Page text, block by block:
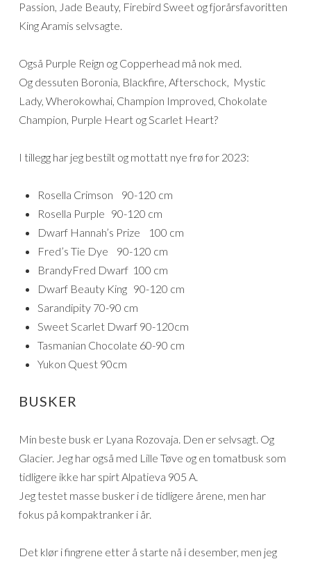
Passion, Jade Beauty, Firebird Sweet og fjorårsfavoritten
King Aramis selvsagte.
Også Purple Reign og Copperhead må nok med.
Og dessuten Boronia, Blackfire, Afterschock, Mystic
Lady, Wherokowhai, Champion Improved, Chokolate
Champion, Purple Heart og Scarlet Heart?
I tillegg har jeg bestilt og mottatt nye frø for 2023:
Rosella Crimson 90-120 cm
Rosella Purple 90-120 cm
Dwarf Hannah’s Prize 100 cm
Fred’s Tie Dye 90-120 cm
BrandyFred Dwarf 100 cm
Dwarf Beauty King 90-120 cm
Sarandipity 70-90 cm
Sweet Scarlet Dwarf 90-120cm
Tasmanian Chocolate 60-90 cm
Yukon Quest 90cm
BUSKER
Min beste busk er Lyana Rozovaja. Den er selvsagt. Og
Glacier. Jeg har også med Lille Tøve og en tomatbusk som
tidligere ikke har spirt Alpatieva 905 A.
Jeg testet masse busker i de tidligere årene, men har
fokus på kompaktranker i år.
Det klør i fingrene etter å starte nå i desember, men jeg